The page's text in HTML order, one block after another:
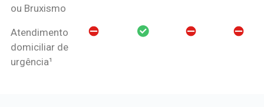
ou Bruxismo
Atendimento
domiciliar de
urgência¹